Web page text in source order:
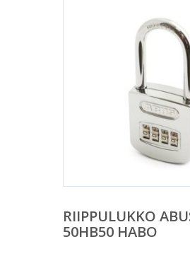
RIIPPULUKKO
50HB50 HABO